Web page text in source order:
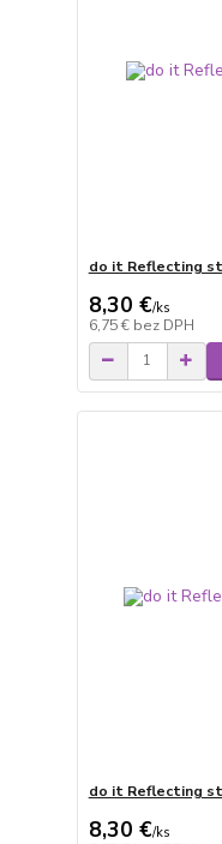
do it Reflecting
8,30 €/ks
6,75 € bez DPH
do it Reflecting
8,30 €/ks